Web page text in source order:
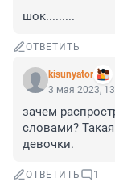
шок.........
ОТВЕТИТЬ
kisunyator
3 мая 2023,
зачем
словами?
девочки.
ОТВЕТИТЬ 1